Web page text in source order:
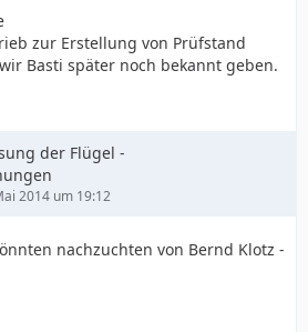
zur Erstellung von Prüfstand
Basti später noch bekannt geben.
der Flügel -
2014 um 19:12
nachzuchten von Bernd Klotz -